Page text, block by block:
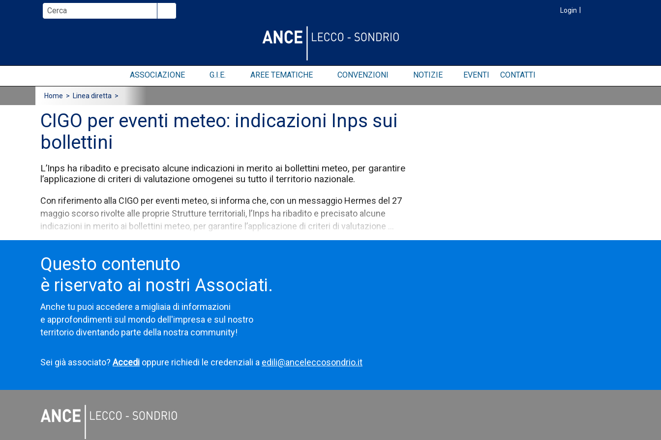
Login
ASSOCIAZIONE G.I.E. AREE TEMATICHE CONVENZIONI NOTIZIE EVENTI CONTATTI
Home > Linea diretta >
CIGO per eventi meteo: indicazioni Inps sui
bollettini
L’Inps ha ribadito e precisato alcune indicazioni in merito ai bollettini meteo, per garantire
l’applicazione di criteri di valutazione omogenei su tutto il territorio nazionale.
Con riferimento alla CIGO per eventi meteo, si informa che, con un messaggio Hermes del 27
maggio scorso rivolte alle proprie Strutture territoriali, l’Inps ha ribadito e precisato alcune
indicazioni in merito ai bollettini meteo, per garantire l’applicazione di criteri di valutazione ...
Questo contenuto
è riservato ai nostri Associati.
Anche tu puoi accedere a migliaia di informazioni
e approfondimenti sul mondo dell'impresa e sul nostro
territorio diventando parte della nostra community!
Sei già associato? Accedi oppure richiedi le credenziali a edili@anceleccosondrio.it